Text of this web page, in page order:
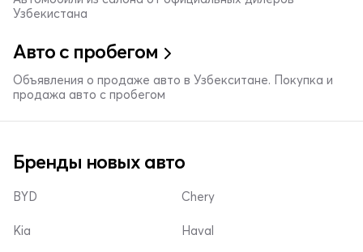
Узбекистана
Авто с пробегом
Объявления о продаже авто в Узбекситане. Покупка и
продажа авто с пробегом
Бренды новых авто
BYD
Kia
Chery
Haval